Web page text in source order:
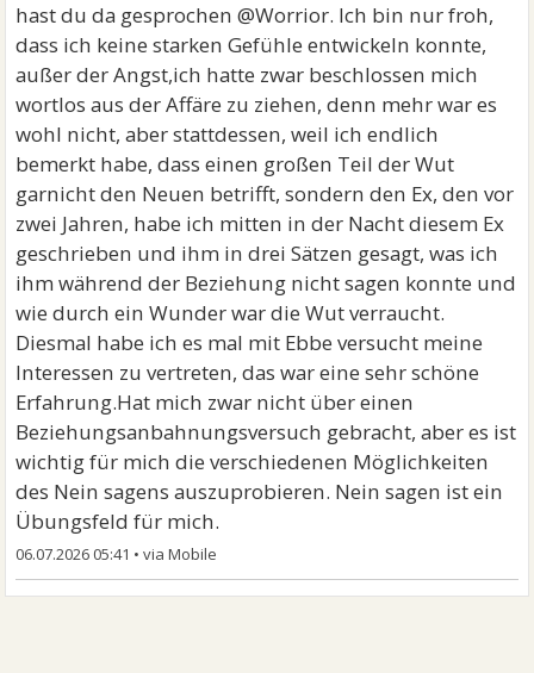
hast du da gesprochen @Worrior. Ich bin nur froh,
dass ich keine starken Gefühle entwickeln konnte,
außer der Angst,ich hatte zwar beschlossen mich
wortlos aus der Affäre zu ziehen, denn mehr war es
wohl nicht, aber stattdessen, weil ich endlich
bemerkt habe, dass einen großen Teil der Wut
garnicht den Neuen betrifft, sondern den Ex, den vor
zwei Jahren, habe ich mitten in der Nacht diesem Ex
geschrieben und ihm in drei Sätzen gesagt, was ich
ihm während der Beziehung nicht sagen konnte und
wie durch ein Wunder war die Wut verraucht.
Diesmal habe ich es mal mit Ebbe versucht meine
Interessen zu vertreten, das war eine sehr schöne
Erfahrung.Hat mich zwar nicht über einen
Beziehungsanbahnungsversuch gebracht, aber es ist
wichtig für mich die verschiedenen Möglichkeiten
des Nein sagens auszuprobieren. Nein sagen ist ein
Übungsfeld für mich.
06.07.2026 05:41 •